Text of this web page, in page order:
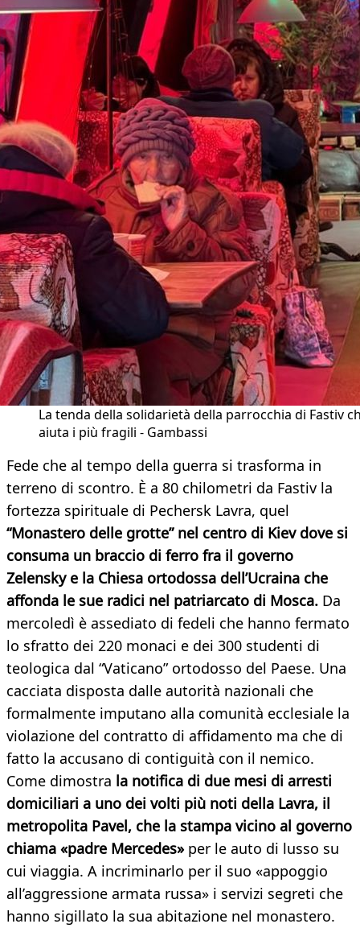
La tenda della solidarietà della parrocchia di Fastiv
aiuta i più fragili - Gambassi
Fede che al tempo della guerra si trasforma in
terreno di scontro. È a 80 chilometri da Fastiv la
fortezza spirituale di Pechersk Lavra, quel
“Monastero delle grotte” nel centro di Kiev dove si
consuma un braccio di ferro fra il governo
Zelensky e la Chiesa ortodossa dell’Ucraina che
affonda le sue radici nel patriarcato di Mosca. Da
mercoledì è assediato di fedeli che hanno fermato
lo sfratto dei 220 monaci e dei 300 studenti di
teologica dal “Vaticano” ortodosso del Paese. Una
cacciata disposta dalle autorità nazionali che
formalmente imputano alla comunità ecclesiale la
violazione del contratto di affidamento ma che di
fatto la accusano di contiguità con il nemico.
Come dimostra la notifica di due mesi di arresti
domiciliari a uno dei volti più noti della Lavra, il
metropolita Pavel, che la stampa vicino al governo
chiama «padre Mercedes» per le auto di lusso su
cui viaggia. A incriminarlo per il suo «appoggio
all’aggressione armata russa» i servizi segreti che
hanno sigillato la sua abitazione nel monastero.